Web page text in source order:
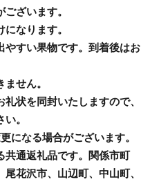
ざいます。
なります。
すい果物です。到着後はお
せん。
状を同封いたしますので、
。
になる場合がございます。
共通返礼品です。関係市町
尾花沢市、山辺町、中山町、